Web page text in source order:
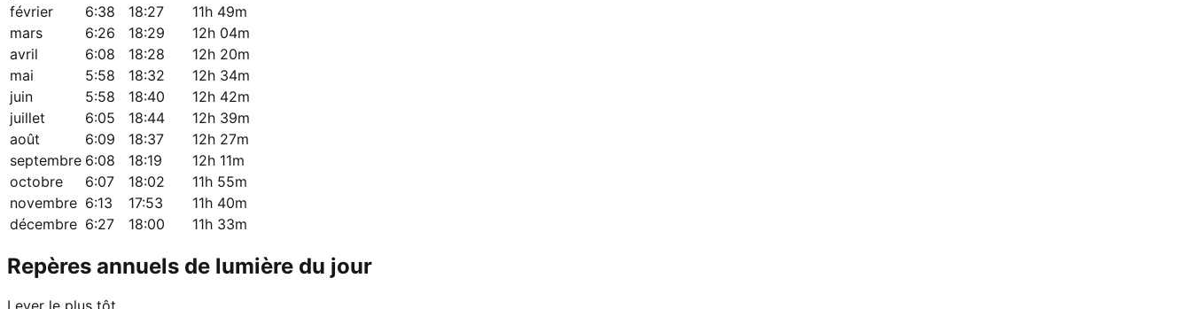
février
6:38 18:27
11h 49m
mars
6:26 18:29
12h 04m
avril
6:08 18:28
12h 20m
mai
5:58 18:32
12h 34m
juin
5:58 18:40
12h 42m
juillet
6:05 18:44
12h 39m
août
6:09 18:37
12h 27m
septembre 6:08 18:19
12h 11m
octobre
6:07 18:02
11h 55m
novembre 6:13 17:53
11h 40m
décembre 6:27 18:00 11h 33m
Repères annuels de lumière du jour
Lever le plus tôt